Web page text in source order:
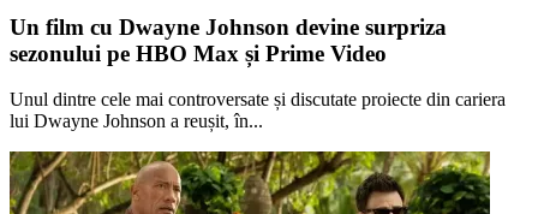
Un film cu Dwayne Johnson devine surpriza
sezonului pe HBO Max și Prime Video
Unul dintre cele mai controversate și discutate proiecte din cariera
lui Dwayne Johnson a reușit, în...